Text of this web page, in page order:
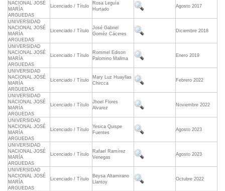
NACIONAL JOSÉ
MARÍA
ARGUEDAS
Licenciado / Título
Rosa Leguía
Hurtado
Agosto 2017
UNIVERSIDAD
NACIONAL JOSÉ
MARÍA
ARGUEDAS
Licenciado / Título
José Gabriel
Goméz Cáceres
Diciembre 2018
UNIVERSIDAD
NACIONAL JOSÉ
MARÍA
ARGUEDAS
Licenciado / Título
Rommel Edison
Palomino Mallma
Enero 2019
UNIVERSIDAD
NACIONAL JOSÉ
MARÍA
ARGUEDAS
Licenciado / Título
Mary Luz Huayllas
Chircca
Febrero 2022
UNIVERSIDAD
NACIONAL JOSÉ
MARÍA
ARGUEDAS
Licenciado / Título
Jhoel Flores
Alvarez
Noviembre 2022
UNIVERSIDAD
NACIONAL JOSÉ
MARÍA
ARGUEDAS
Licenciado / Título
Yesica Quispe
Fuentes
Agosto 2023
UNIVERSIDAD
NACIONAL JOSÉ
MARÍA
ARGUEDAS
Licenciado / Título
Rafael Ramírez
Venegas
Agosto 2023
UNIVERSIDAD
NACIONAL JOSÉ
MARÍA
ARGUEDAS
Licenciado / Título
Beysa Altamirano
Llantoy
Octubre 2022